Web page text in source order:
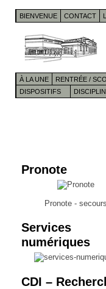
BIENVENUE CONTACT
À LA UNE RENTRÉE /
DISPOSITIFS
Pronote
Pronote - secours
Services
numériques
CDI –